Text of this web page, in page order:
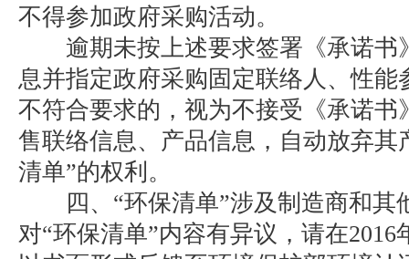
不得参加政府采购活动。
逾期未按上述要求签署《承诺书
息并指定政府采购固定联络人、性能
不符合要求的，视为不接受《承诺书
售联络信息、产品信息，自动放弃其
清单”的权利。
四、“环保清单”涉及制造商和其
对“环保清单”内容有异议，请在2016